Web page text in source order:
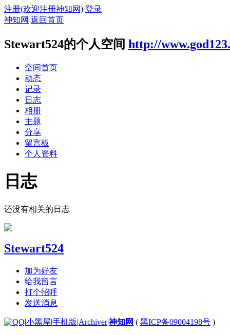
注册(欢迎注册神知网) 登录
神知网 返回首页
Stewart524的个人空间 http://
空间首页
动态
记录
日志
相册
主题
分享
留言板
个人资料
日志
还没有相关的日志
Stewart524
加为好友
给我留言
打个招呼
发送消息
|小黑屋|手机版|Archiver|神知网 ( 黑ICP备09004198号 )